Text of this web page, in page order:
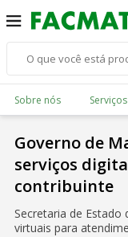
Sobre nós Serviços
Governo de
serviços
contribuinte
Secretaria de Estado
virtuais para